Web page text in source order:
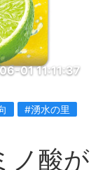
01 11:11:37
#湧水の里
ノ酸が